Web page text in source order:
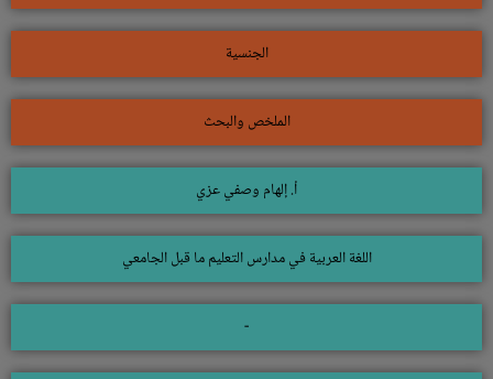
الجنسية
الملخص والبحث
أ. إلهام وصفي عزي
اللغة العربية في مدارس التعليم ما قبل الجامعي
-